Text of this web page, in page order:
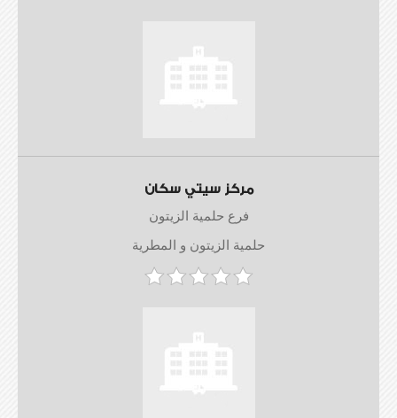
مركز سيتي سكان
فرع حلمية الزيتون
حلمية الزيتون و المطرية